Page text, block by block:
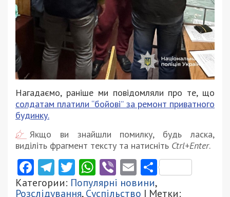
Нагадаємо, раніше ми повідомляли про те, що
солдатам платили “бойові” за ремонт приватного
будинку.
Якщо ви знайшли помилку, будь ласка,
виділіть фрагмент тексту та натисніть Ctrl+Enter.
Facebook
Telegram
Twitter
WhatsApp
ViberEmail
Категории: Популярні новини,
Розслідування,Суспільство | Метки: